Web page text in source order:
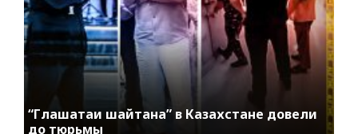
“Глашатаи шайтана” в Казахстане довели
до тюрьмы